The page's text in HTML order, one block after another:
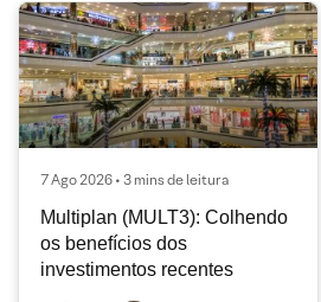
7 Ago 2026 • 3 mins de leitura
Multiplan (MULT3): Colhendo
os benefícios dos
investimentos recentes